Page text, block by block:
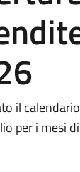
il
per i mesi